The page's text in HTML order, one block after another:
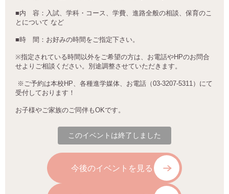
■内 容：入試、学科・コース、学費、進路全般の相談、保育のこ
とについて など
■時 間：お好みの時間をご指定下さい。
※指定されている時間以外をご希望の方は、お電話やHPのお問合
せよりご相談ください。別途調整させていただきます。
※ご予約は本校HP、各種進学媒体、お電話（03-3207-5311）にて
受付しております！
お子様やご家族のご同伴もOKです。
このイベントは終了しました
今後のイベントを見る